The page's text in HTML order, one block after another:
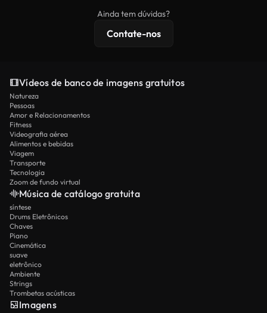
licenciamento estendidas.
Ainda tem dúvidas?
Contate-nos
Vídeos de banco de imagens gratuitos
Natureza
Pessoas
Amor e Relacionamentos
Fitness
Videografia aérea
Alimentos e bebidas
Viagem
Transporte
Tecnologia
Zoom de fundo virtual
Música de catálogo gratuita
síntese
Drums Eletrônicos
Chaves
Piano
Cinemática
suave
eletrônico
Ambiente
Strings
Trombetas acústicas
Imagens